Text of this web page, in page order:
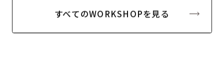
すべてのWORKSHOPを見る